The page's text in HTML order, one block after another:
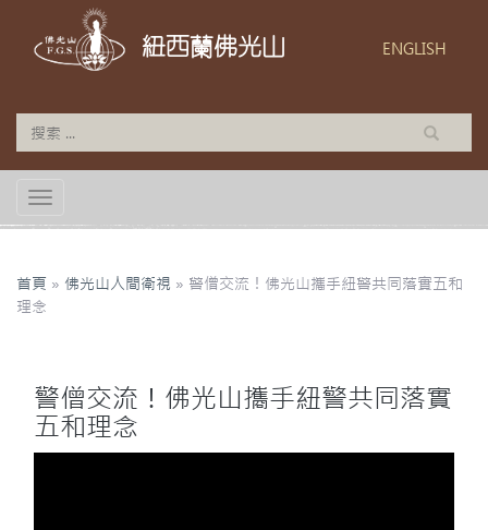
紐西蘭佛光山 ENGLISH
TOGGLE NAVIGATION
首頁 » 佛光山人間衛視 » 警僧交流！佛光山攜手紐警共同落實五和
理念
警僧交流！佛光山攜手紐警共同落實
五和理念